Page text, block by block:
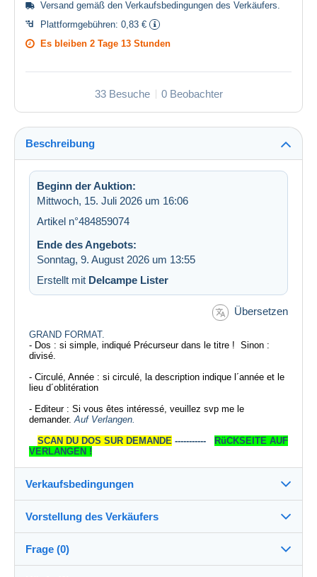
Versand gemäß den Verkaufsbedingungen des Verkäufers.
Plattformgebühren: 0,83 €
Es bleiben 2 Tage 13 Stunden
33 Besuche 0 Beobachter
Beschreibung
Beginn der Auktion:
Mittwoch, 15. Juli 2026 um 16:06
Artikel n°484859074
Ende des Angebots:
Sonntag, 9. August 2026 um 13:55
Erstellt mit Delcampe Lister
Übersetzen
GRAND FORMAT.
- Dos : si simple, indiqué Précurseur dans le titre ! Sinon :
divisé.
- Circulé, Année : si circulé, la description indique l´année et le
lieu d´oblitération
- Editeur : Si vous êtes intéressé, veuillez svp me le
demander. Auf Verlangen.
SCAN DU DOS SUR DEMANDE ----------- RüCKSEITE AUF
VERLANGEN !
Verkaufsbedingungen
Versand nach:
Die Liste der Länder einsehen
Versand:
Vorstellung des Verkäufers
xil1172100%(33565x)
Frage (0)